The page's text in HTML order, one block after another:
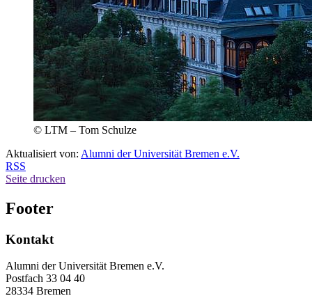
© LTM – Tom Schulze
Aktualisiert von: Alumni der Universität Bremen e.V.
RSS
Seite drucken
Footer
Kontakt
Alumni der Universität Bremen e.V.
Postfach 33 04 40
28334 Bremen